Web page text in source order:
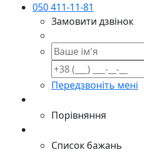
050 411-11-81
Замовити дзвінок
Передзвоніть мені
Порівняння
Список бажань